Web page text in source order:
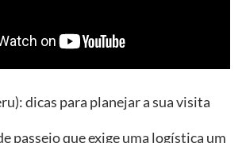
dicas para planejar a sua visita
passeio que exige uma logística um